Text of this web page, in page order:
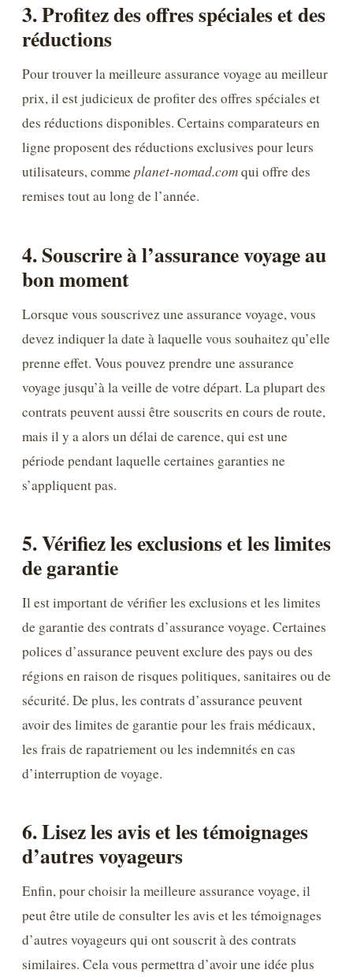
3. Profitez des offres spéciales et des
réductions
Pour trouver la meilleure assurance voyage au meilleur
prix, il est judicieux de profiter des offres spéciales et
des réductions disponibles. Certains comparateurs en
ligne proposent des réductions exclusives pour leurs
utilisateurs, comme planet-nomad.comqui offre des
remises tout au long de l’année.
4. Souscrire à l’assurance voyage au
bon moment
Lorsque vous souscrivez une assurance voyage, vous
devez indiquer la date à laquelle vous souhaitez qu’elle
prenne effet. Vous pouvez prendre une assurance
voyage jusqu’à la veille de votre départ. La plupart des
contrats peuvent aussi être souscrits en cours de route,
mais il y a alors un délai de carence, qui est une
période pendant laquelle certaines garanties ne
s’appliquent pas.
5. Vérifiez les exclusions et les limites
de garantie
Il est important de vérifier les exclusions et les limites
de garantie des contrats d’assurance voyage. Certaines
polices d’assurance peuvent exclure des pays ou des
régions en raison de risques politiques, sanitaires ou de
sécurité. De plus, les contrats d’assurance peuvent
avoir des limites de garantie pour les frais médicaux,
les frais de rapatriement ou les indemnités en cas
d’interruption de voyage.
6. Lisez les avis et les témoignages
d’autres voyageurs
Enfin, pour choisir la meilleure assurance voyage, il
peut être utile de consulter les avis et les témoignages
d’autres voyageurs qui ont souscrit à des contrats
similaires. Cela vous permettra d’avoir une idée plus